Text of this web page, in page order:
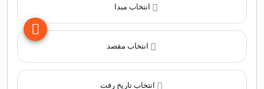
انتخاب مبدا
انتخاب مقصد